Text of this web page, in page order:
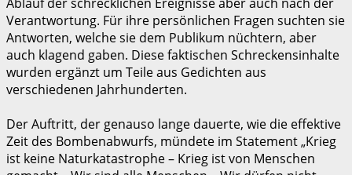
Verantwortung. Für ihre persönlichen Fragen suchten sie
Antworten, welche sie dem Publikum nüchtern, aber
auch klagend gaben. Diese faktischen Schreckensinhalte
wurden ergänzt um Teile aus Gedichten aus
verschiedenen Jahrhunderten.
Der Auftritt, der genauso lange dauerte, wie die effektive
Zeit des Bombenabwurfs, mündete im Statement „Krieg
ist keine Naturkatastrophe – Krieg ist von Menschen